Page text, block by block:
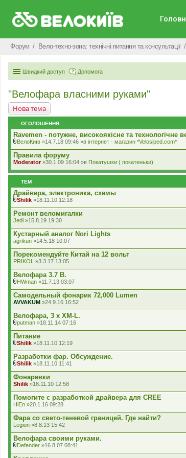
Форум Вело-техно-зона: технічні питання та консультації
Швидкий доступ Допомога
"Велофара власними руками"
Нова тема
ОГОЛОШЕННЯ
Ravemen - потужне, високоякісне та технологічне
к
л
а
д
н
я
ВелоКиїв »14.7.18 09:46 »в iнтернет - магазин *Velosiped.com*
Правила форуму
Moderator»30.1.09 16:04 »в Покатушки ( покатеньки)
ТЕМ
Драйвера, электроника, схемы
к
л
а
д
е
н
н
я
Shilik »18.11.10 12:18
Ремонт веломигалки
Jedi »15.8.19 19:30
Кустарный аналог Nori Lights
agrikun »14.5.18 10:07
Порекомендуйте Китай на 12 вольт
PRIKOL »3.3.17 13:05
Велофара 3.7 В.
к
л
а
д
е
н
н
я
HWman »11.7.13 03:07
Самодельный фонарик 72,000 Lumen
AVVAKUM »24.9.16 16:52
Велофара, 3 х XM-L.
В
к
л
а
д
е
н
н
я
putman »18.11.14 07:16
Питание
к
л
а
д
е
н
н
я
Shilik »18.11.10 12:19
Разработки фар. Обсуждение.
к
л
а
д
е
н
н
я
Shilik »18.11.10 11:41
Фонаревки
Shilik »18.11.10 12:58
Помогите с разработкой драйвера для CREE
HiEn »20.1.16 09:28
Фара со свето-теневой границей. Где найти?
Legion »8.8.13 15:42
Велофара своими руками.
к
Defender »16.8.07 08:41